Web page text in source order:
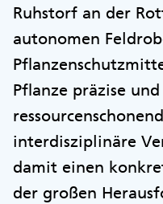
Ruhstorf an der
autonomen
Pflanze präzise
interdisziplinäre
damit einen
der großen